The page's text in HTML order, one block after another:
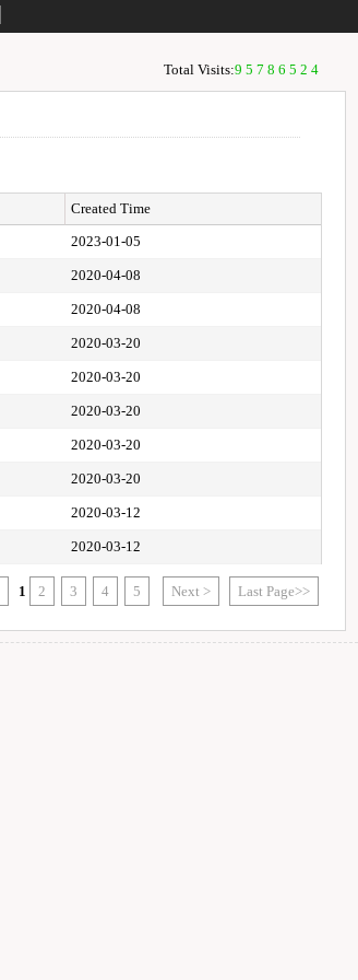
Total Visits:95786524
Created Time
2023-01-05
2020-04-08
2020-04-08
2020-03-20
2020-03-20
2020-03-20
2020-03-20
2020-03-20
2020-03-12
2020-03-12
1 2 3 4 5 Next > Last Page>>